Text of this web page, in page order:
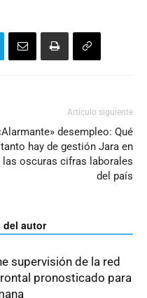
Artículo siguiente
desempleo: Qué
tanto hay de gestión Jara en
las oscuras cifras laborales
del país
del autor
supervisión de la red
pronosticado para